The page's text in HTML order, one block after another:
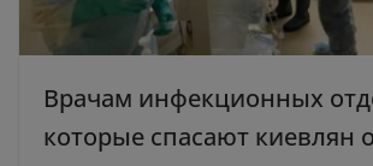
Врачам инфекционных
которые спасают киевлян